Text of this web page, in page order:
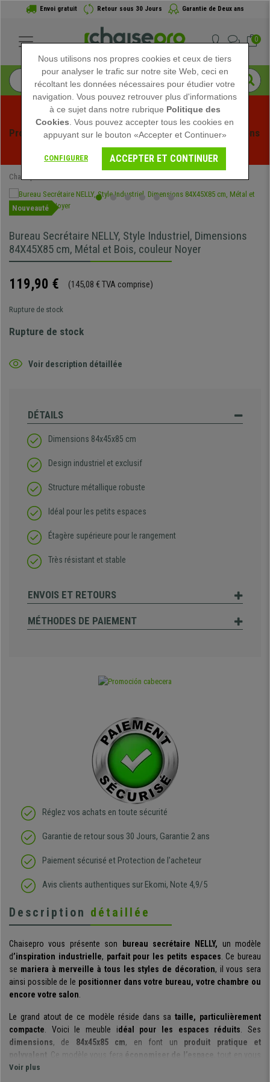
Envoi gratuit Retour sous 30 Jours Garantie de Deux ans
0
Profitez des soldes d'été chez Chaisepro ! Des réductions
exclusives pour une durée limitée - Voir l'offre
Chaisepro
Nouveauté
Bureau Secrétaire NELLY, Style Industriel, Dimensions
84X45X85 cm, Métal et Bois, couleur Noyer
119,90 € (145,08 € TVA comprise)
Rupture de stock
Rupture de stock
Voir description détaillée
DÉTAILS
Dimensions 84x45x85 cm
Design industriel et exclusif
Structure métallique robuste
Idéal pour les petits espaces
Étagère supérieure pour le rangement
Très résistant et stable
ENVOIS ET RETOURS
MÉTHODES DE PAIEMENT
Réglez vos achats en toute sécurité
Garantie de retour sous 30 Jours, Garantie 2 ans
Paiement sécurisé et Protection de l'acheteur
Avis clients authentiques sur Ekomi, Note 4,9/5
Description détaillée
Chaisepro vous présente son bureau secrétaire NELLY, un modèle
d’inspiration industrielle, parfait pour les petits espaces. Ce bureau
se mariera à merveille à tous les styles de décoration, il vous sera
ainsi possible de le positionner dans votre bureau, votre chambre ou
encore votre salon.
Le grand atout de ce modèle réside dans sataille, particulièrement
compacte. Voici le meuble idéal pour les espaces réduits. Ses
dimensions, de 84x45x85 cm, en font un produit pratique et
polyvalent . Ce modèle vous fera économiser de l’espace
, tout en vous
offrant une
Voir plus
Nous utilisons nos propres cookies et ceux de tiers
pour analyser le trafic sur notre site Web, ceci en
récoltant les données nécessaires pour étudier votre
navigation. Vous pouvez retrouver plus d'informations
à ce sujet dans notre rubrique Politique des
Cookies . Vous pouvez accepter tous les cookies en
appuyant sur le bouton «Accepter et Continuer»
CONFIGURER ACCEPTER ET CONTINUER